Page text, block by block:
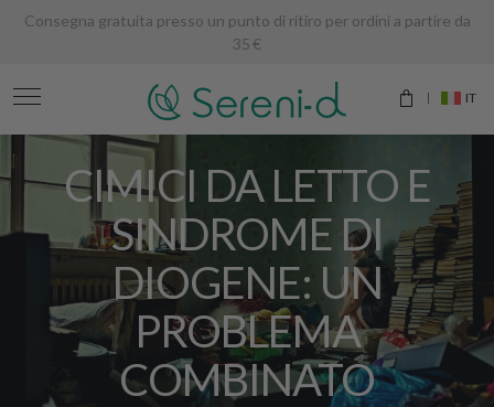
Consegna gratuita presso un punto di ritiro per ordini a partire da
35 €
IT
CIMICI DA LETTO E
SINDROME DI
DIOGENE: UN
PROBLEMA
COMBINATO